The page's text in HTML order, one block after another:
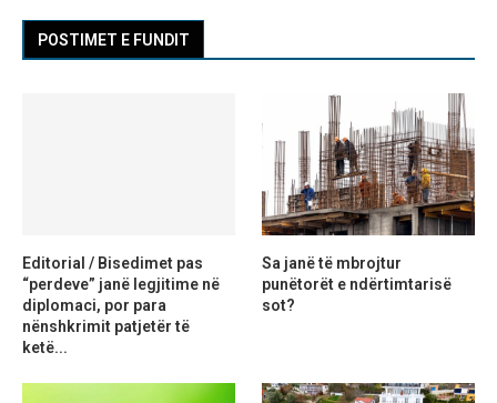
POSTIMET E FUNDIT
Editorial / Bisedimet pas
“perdeve” janë legjitime në
diplomaci, por para
nënshkrimit patjetër të
ketë...
Sa janë të mbrojtur
punëtorët e ndërtimtarisë
sot?